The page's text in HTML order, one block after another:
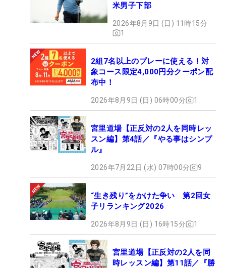
米男子下部
2026年8月9日 (日) 11時15分
1
2組7名以上のプレーに使える！対
象コース限定4,000円分クーポン配
布中！
2026年8月9日 (日) 06時00分 1
宮里道場【正反対の2人を同時レッ
スン編】第4話／『やる事はシンプ
ル』
2026年7月22日 (水) 07時00分 9
“生き残り”をかけた争い 第2回女
子リランキング2026
2026年8月9日 (日) 16時15分 1
宮里道場【正反対の2人を同
時レッスン編】第11話／『勝